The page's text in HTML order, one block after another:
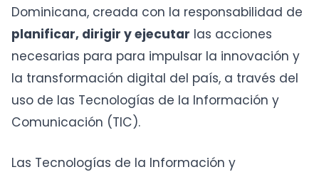
Dominicana, creada con la responsabilidad de
planificar, dirigir y ejecutar las acciones
necesarias para para impulsar la innovación y
la transformación digital del país, a través del
uso de las Tecnologías de la Información y
Comunicación (TIC).
Las Tecnologías de la Información y